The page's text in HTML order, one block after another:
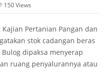
150Views
Kajian Pertanian Pangan dan
stok cadangan beras
dipaksa menyerap
ruang penyalurannya atau